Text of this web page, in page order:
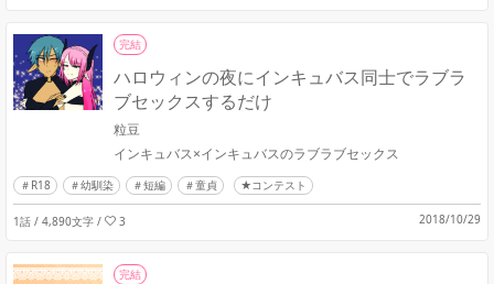
完結
ハロウィンの夜にインキュバス同士でラブラ
ブセックスするだけ
粒豆
インキュバス×インキュバスのラブラブセックス
R18 幼馴染 短編 童貞 ★コンテスト
1話 / 4,890文字 / 3 2018/10/29
完結